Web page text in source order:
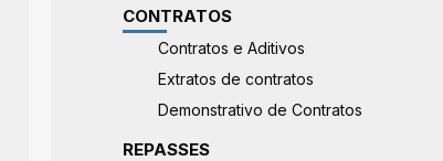
CONTRATOS
Contratos e Aditivos
Extratos de contratos
Demonstrativo de Contratos
REPASSES